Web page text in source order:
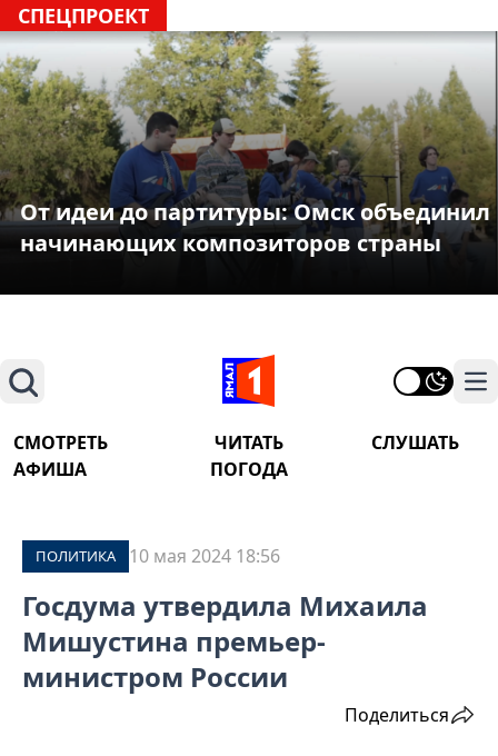
СПЕЦПРОЕКТ
От идеи до партитуры: Омск объединил
начинающих композиторов страны
Поиск
СМОТРЕТЬ ЧИТАТЬ
СЛУШАТЬ
АФИША
ПОГОДА
ПОЛИТИКА 10 мая 2024 18:56
Госдума утвердила Михаила
Мишустина премьер-
министром России
Поделиться